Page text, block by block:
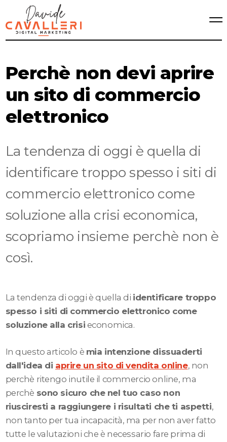
Perchè non devi aprire
un sito di commercio
elettronico
La tendenza di oggi è quella di
identificare troppo spesso i siti di
commercio elettronico come
soluzione alla crisi economica,
scopriamo insieme perchè non è
così.
La tendenza di oggi è quella di identificare troppo
spesso i siti di commercio elettronico come
soluzione alla crisi economica.
In questo articolo è mia intenzione dissuaderti
dall'idea di aprire un sito di vendita online, non
perchè ritengo inutile il commercio online, ma
perchè sono sicuro che nel tuo caso non
riusciresti a raggiungere i risultati che ti aspetti,
non tanto per tua incapacità, ma per non aver fatto
tutte le valutazioni che è necessario fare prima di